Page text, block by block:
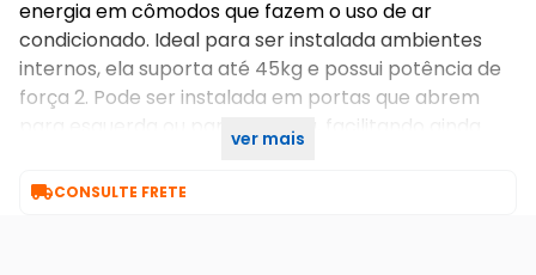
energia em cômodos que fazem o uso de ar
condicionado. Ideal para ser instalada ambientes
internos, ela suporta até 45kg e possui potência de
força 2. Pode ser instalada em portas que abrem
para esquerda ou para a direita, facilitando ainda
ver mais
CONSULTE FRETE